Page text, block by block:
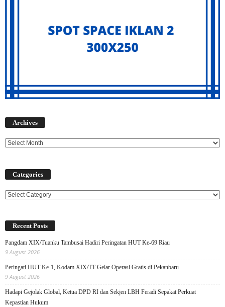
Archives
Categories
Categories
Recent Posts
Pangdam XIX/Tuanku Tambusai Hadiri Peringatan HUT Ke-69 Riau
9 August 2026
Peringati HUT Ke-1, Kodam XIX/TT Gelar Operasi Gratis di Pekanbaru
9 August 2026
Hadapi Gejolak Global, Ketua DPD RI dan Sekjen LBH Feradi Sepakat Perkuat
Kepastian Hukum